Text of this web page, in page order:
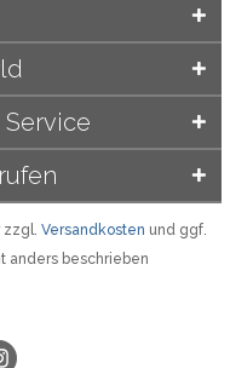
zzgl. Versandkosten und ggf.
anders beschrieben